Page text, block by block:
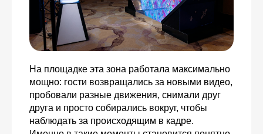
На площадке эта зона работала максимально
мощно: гости возвращались за новыми видео,
пробовали разные движения, снимали друг
друга и просто собирались вокруг, чтобы
наблюдать за происходящим в кадре.